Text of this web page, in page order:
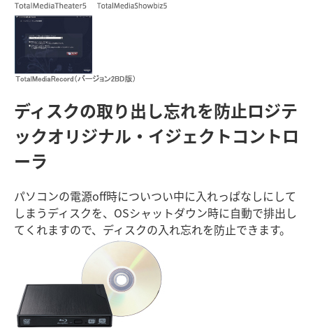
ディスクの取り出し忘れを防止ロジテ
ックオリジナル・イジェクトコントロ
ーラ
パソコンの電源off時についつい中に入れっぱなしにして
しまうディスクを、OSシャットダウン時に自動で排出し
てくれますので、ディスクの入れ忘れを防止できます。